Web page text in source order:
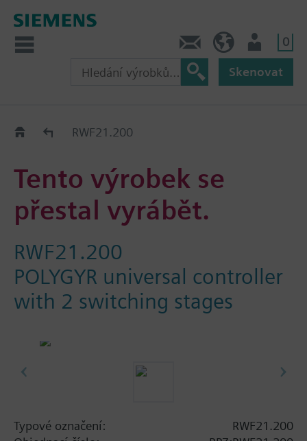
0
Skenovat
Old2NewRWF21.200
Tento výrobek se
přestal vyrábět.
RWF21.200
POLYGYR universal controller
with 2 switching stages
Typové označení:
RWF21.200